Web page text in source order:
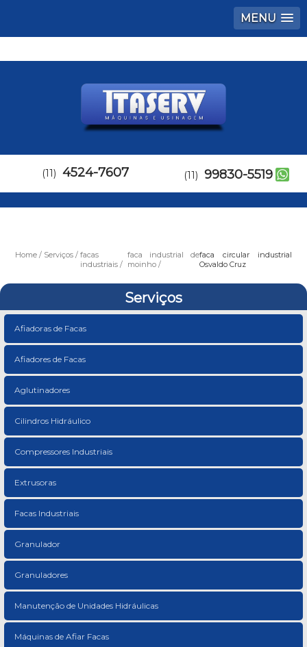
MENU
(11) 4524-7607 (11) 99830-5519
Home Serviços
facas
industriais
faca industrial de
moinho
faca circular industrial
Osvaldo Cruz
Serviços
Afiadoras de Facas
Afiadores de Facas
Aglutinadores
Cilindros Hidráulico
Compressores Industriais
Extrusoras
Facas Industriais
Granulador
Granuladores
Manutenção de Unidades Hidráulicas
Máquinas de Afiar Facas